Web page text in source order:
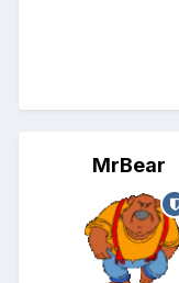
MrBear